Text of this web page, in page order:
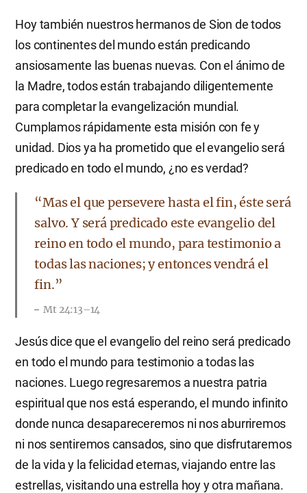
Hoy también nuestros hermanos de Sion de todos
los continentes del mundo están predicando
ansiosamente las buenas nuevas. Con el ánimo de
la Madre, todos están trabajando diligentemente
para completar la evangelización mundial.
Cumplamos rápidamente esta misión con fe y
unidad. Dios ya ha prometido que el evangelio será
predicado en todo el mundo, ¿no es verdad?
“Mas el que persevere hasta el fin, éste será
salvo. Y será predicado este evangelio del
reino en todo el mundo, para testimonio a
todas las naciones; y entonces vendrá el
fin.”
Mt 24:13–14
Jesús dice que el evangelio del reino será predicado
en todo el mundo para testimonio a todas las
naciones. Luego regresaremos a nuestra patria
espiritual que nos está esperando, el mundo infinito
donde nunca desapareceremos ni nos aburriremos
ni nos sentiremos cansados, sino que disfrutaremos
de la vida y la felicidad eternas, viajando entre las
estrellas, visitando una estrella hoy y otra mañana.